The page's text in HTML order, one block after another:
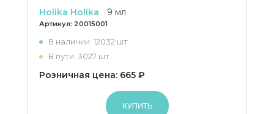
Holika Holika
9 мл
Артикул: 20015001
В наличии: 12032 шт.
В пути: 3027 шт.
Розничная цена: 665 ₽
КУПИТЬ